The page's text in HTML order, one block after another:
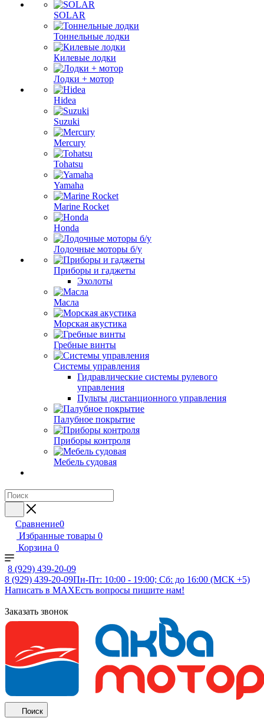
SOLAR
Тоннельные лодки
Килевые лодки
Лодки + мотор
Hidea
Suzuki
Mercury
Tohatsu
Yamaha
Marine Rocket
Honda
Лодочные моторы б/у
Приборы и гаджеты
Эхолоты
Масла
Морская акустика
Гребные винты
Системы управления
Гидравлические системы рулевого
управления
Пульты дистанционного управления
Палубное покрытие
Приборы контроля
Мебель судовая
Сравнение0
Избранные товары 0
Корзина 0
8 (929) 439-20-09
8 (929) 439-20-09Пн-Пт: 10:00 - 19:00; Сб: до 16:00 (МСК +5)
Написать в MAXЕсть вопросы пишите нам!
Заказать звонок
Поиск